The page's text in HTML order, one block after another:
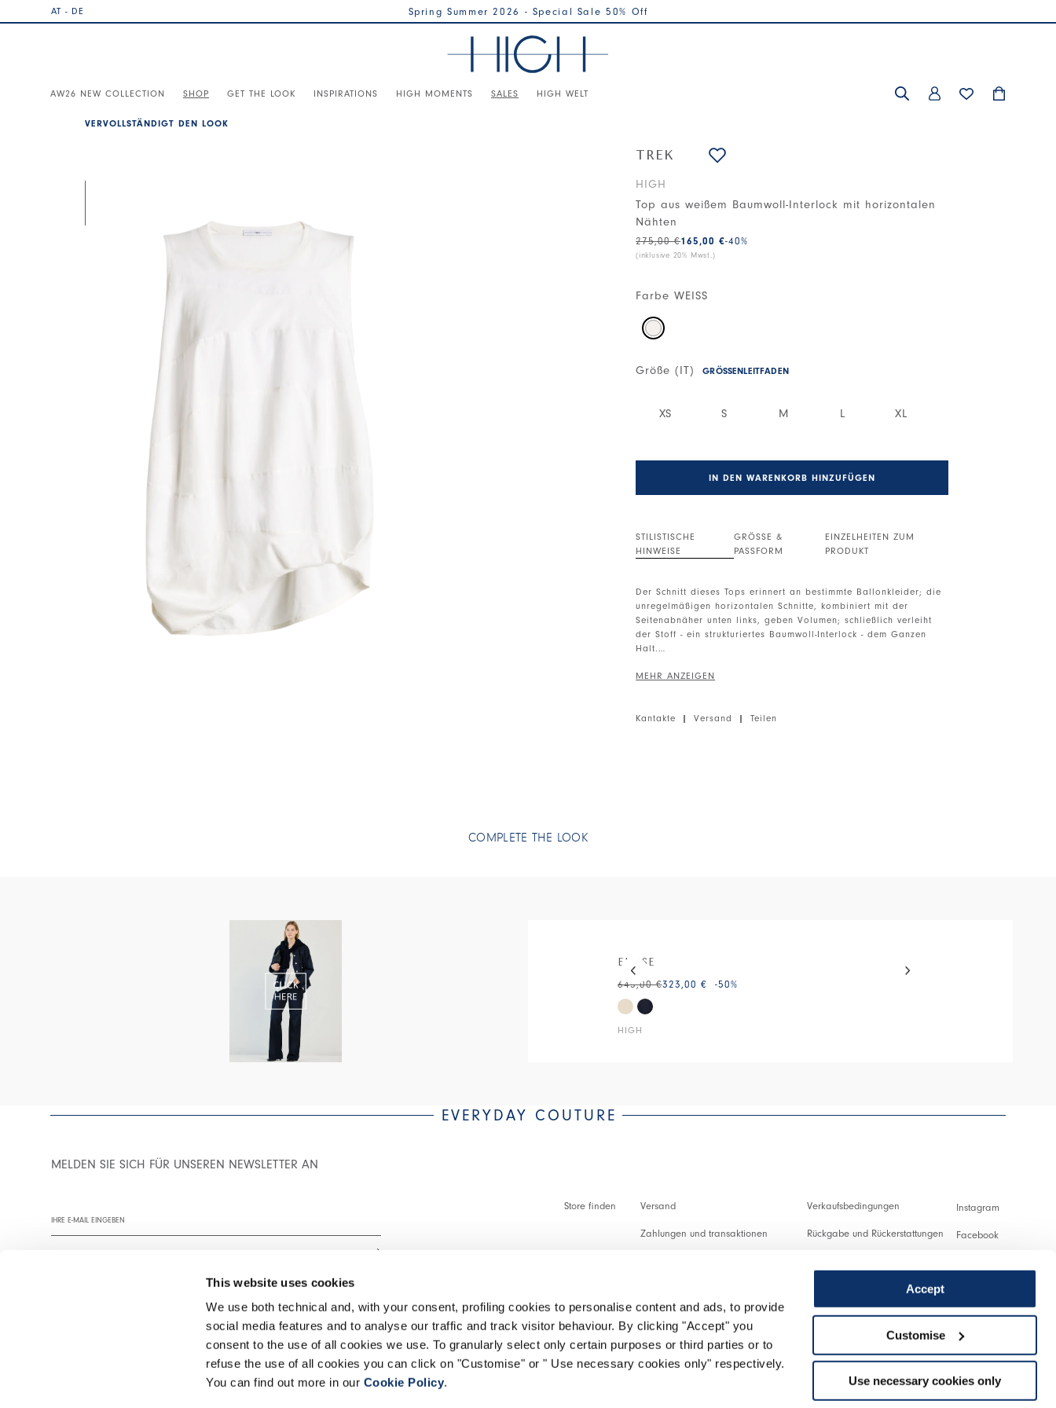
This website uses cookies
We use both technical and, with your consent, profiling cookies to personalise content and ads, to provide
social media features and to analyse our traffic and track visitor behaviour. By clicking "Accept" you
consent to the use of all cookies we use. To granularly select only certain purposes or third parties or to
refuse the use of all cookies you can click on "Customise" or " Use necessary cookies only" respectively.
You can find out more in our Cookie Policy.
Accept
Customise
Use necessary cookies only
AT - DE Spring Summer 2026 - Special Sale 50% Off
AW26 NEW COLLECTION SHOP GET THE LOOK INSPIRATIONS HIGH MOMENTS SALES HIGH WELT
VERVOLLSTÄNDIGT DEN LOOK
TREK
HIGH
Top aus weißem Baumwoll-Interlock mit horizontalen
Nähten
165,00 €
275,00 € -40%
(inklusive 20% Mwst.)
Farbe WEISS
Größe (IT) GRÖSSENLEITFADEN
XS S M L XL
IN DEN WARENKORB HINZUFÜGEN
STILISTISCHE
HINWEISE
GRÖSSE &
PASSFORM
EINZELHEITEN ZUM
PRODUKT
Der Schnitt dieses Tops erinnert an bestimmte Ballonkleider; die
unregelmäßigen horizontalen Schnitte, kombiniert mit der
Seitenabnäher unten links, geben Volumen; schließlich verleiht
der Stoff - ein strukturiertes Baumwoll-Interlock - dem Ganzen
Halt.
Rundhals. Ärmellos. Seitenabnäher. Durchgehende horizontale
Kantakte | Versand | Teilen
COMPLETE THE LOOK
ELIPSE
HIGH
645,00 €323,00 € -50%
EVERYDAY COUTURE
MELDEN SIE SICH FÜR UNSEREN NEWSLETTER AN
Wir empfehlen Ihnen, unsere Datenschutzrichtlinie vollständig zu lesen.
Store finden Versand
Zahlungen und transaktionen
Rückgabe veranlassen
Verkaufsbedingungen
Rückgabe und Rückerstattungen
Cookies
Instagram
Facebook
Twitter
Spotify